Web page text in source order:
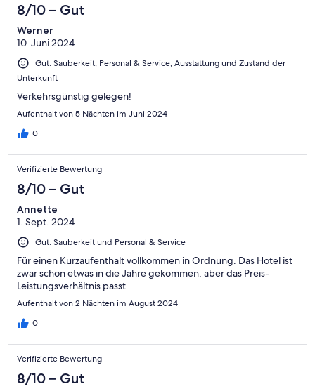
8/10 – Gut
Werner
10. Juni 2024
Gut: Sauberkeit, Personal & Service, Ausstattung und Zustand der
Unterkunft
Verkehrsgünstig gelegen!
Aufenthalt von 5 Nächten im Juni 2024
0
Verifizierte Bewertung
8/10 – Gut
Annette
1. Sept. 2024
Gut: Sauberkeit und Personal & Service
Für einen Kurzaufenthalt vollkommen in Ordnung. Das Hotel ist
zwar schon etwas in die Jahre gekommen, aber das Preis-
Leistungsverhältnis passt.
Aufenthalt von 2 Nächten im August 2024
0
Verifizierte Bewertung
8/10 – Gut